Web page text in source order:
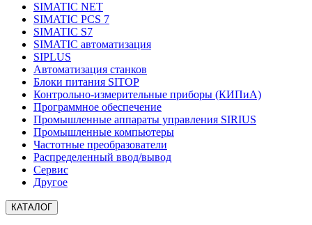
SIMATIC NET
SIMATIC PCS 7
SIMATIC S7
SIMATIC автоматизация
SIPLUS
Автоматизация станков
Блоки питания SITOP
Контрольно-измерительные приборы (КИПиА)
Программное обеспечение
Промышленные аппараты управления SIRIUS
Промышленные компьютеры
Частотные преобразователи
Распределенный ввод/вывод
Сервис
Другое
КАТАЛОГ